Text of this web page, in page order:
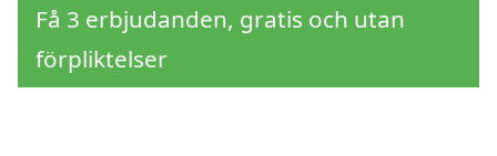
Få 3 erbjudanden, gratis och utan
förpliktelser